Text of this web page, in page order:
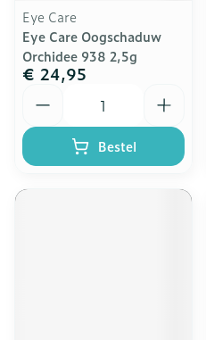
Eye Care
Eye Care Oogschaduw
Orchidee 938 2,5g
€ 24,95
Bestel